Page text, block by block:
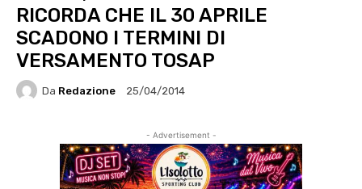
RICORDA CHE IL 30 APRILE
SCADONO I TERMINI DI
VERSAMENTO TOSAP
Da Redazione 25/04/2014
- Advertisement -